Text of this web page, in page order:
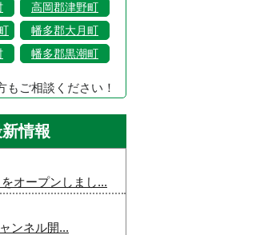
高岡郡津野町
幡多郡大月町
幡多郡黒潮町
もご相談ください！
情報
オープンしまし...
ンネル開...